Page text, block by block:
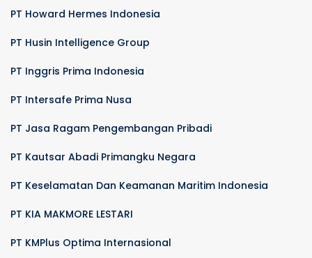
PT Howard Hermes Indonesia
PT Husin Intelligence Group
PT Inggris Prima Indonesia
PT Intersafe Prima Nusa
PT Jasa Ragam Pengembangan Pribadi
PT Kautsar Abadi Primangku Negara
PT Keselamatan Dan Keamanan Maritim Indonesia
PT KIA MAKMORE LESTARI
PT KMPlus Optima Internasional